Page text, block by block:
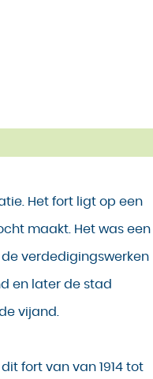
Het fort ligt op een
maakt. Het was een
verdedigingswerken
en later de stad
vijand.
fort van van 1914 tot